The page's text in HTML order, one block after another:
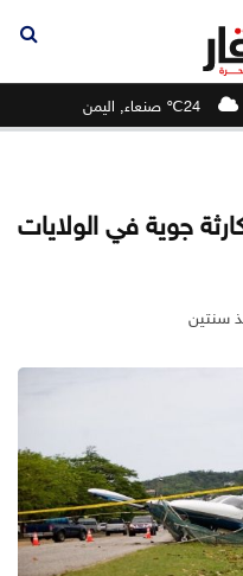
24℃ صنعاء, اليمن
جوية في الولايات
سنتين